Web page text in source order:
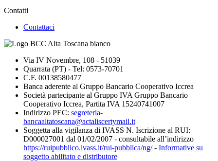
Contatti
Contattaci
Via IV Novembre, 108 - 51039
Quarrata (PT) - Tel: 0573-70701
C.F. 00138580477
Banca aderente al Gruppo Bancario Cooperativo Iccrea
Società partecipante al Gruppo IVA Gruppo Bancario
Cooperativo Iccrea, Partita IVA 15240741007
Indirizzo PEC: segreteria-
bancaaltatoscana@actaliscertymail.it
Soggetta alla vigilanza di IVASS N. Iscrizione al RUI:
D000027001 dal 01/02/2007 - consultabile all’indirizzo
https://ruipubblico.ivass.it/rui-pubblica/ng/- Informative su
soggetto abilitato e distributore